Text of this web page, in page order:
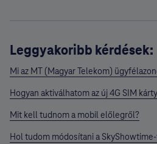
Leggyakoribb kérdések:
Mi az MT (Magyar Telekom)
Hogyan aktiválhatom az új 4G SIM
Mit kell tudnom a mobil előlegről?
Hol tudom módosítani a